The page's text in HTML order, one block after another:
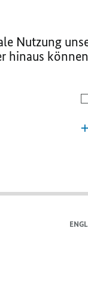
Nutzung
hinaus